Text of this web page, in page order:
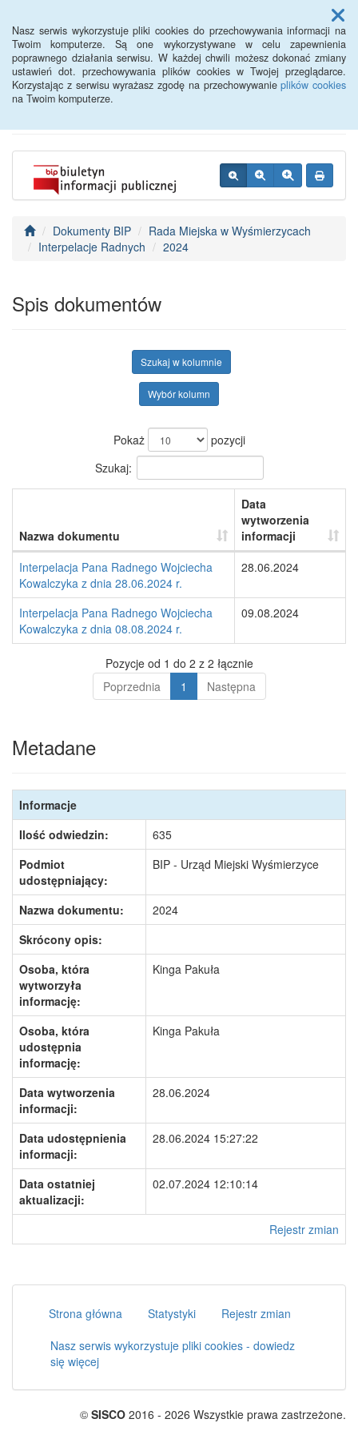
Nasz serwis wykorzystuje pliki cookies do przechowywania informacji na
Twoim komputerze. Są one wykorzystywane w celu zapewnienia
poprawnego działania serwisu. W każdej chwili możesz dokonać zmiany
ustawień dot. przechowywania plików cookies w Twojej przeglądarce.
Korzystając z serwisu wyrażasz zgodę na przechowywanieplików cookies
na Twoim komputerze.
Menu
BIP - Urząd Miejski
Wyśmierzyce
Dokumenty BIP
Rada Miejska w Wyśmierzycach
Interpelacje Radnych
2024
Spis dokumentów
Szukaj w kolumnie
Wybór kolumn
Pokaż
pozycji
Szukaj:
Nazwa dokumentu
Data
wytworzenia
informacji
Interpelacja Pana Radnego Wojciecha
Kowalczyka z dnia 28.06.2024 r.
28.06.2024
Interpelacja Pana Radnego Wojciecha
Kowalczyka z dnia 08.08.2024 r.
09.08.2024
Pozycje od 1 do 2 z 2 łącznie
Poprzednia
1 Następna
Metadane
Informacje
Ilość odwiedzin:
635
Podmiot
udostępniający:
BIP - Urząd Miejski Wyśmierzyce
Nazwa dokumentu:
2024
Skrócony opis:
Osoba, która
wytworzyła
informację:
Kinga Pakuła
Osoba, która
udostępnia
informację:
Kinga Pakuła
Data wytworzenia
informacji:
28.06.2024
Data udostępnienia
informacji:
28.06.2024 15:27:22
Data ostatniej
aktualizacji:
02.07.2024 12:10:14
Rejestr zmian
Strona główna Statystyki
Rejestr zmian
Nasz serwis wykorzystuje pliki cookies - dowiedz
się więcej
© SISCO 2016 - 2026 Wszystkie prawa zastrzeżone.